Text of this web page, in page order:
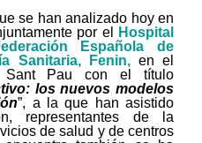
se han analizado hoy en
por el
Hospital
Española de
Sanitaria, Fenin,en el
Sant Pau con el título
los nuevos modelos
”, a la que han asistido
representantes de la
de salud y de centros